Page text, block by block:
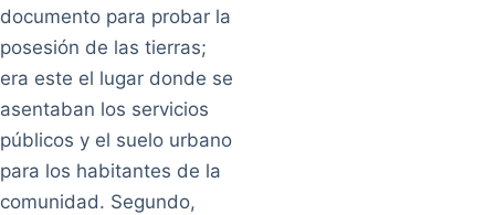
documento para probar la
posesión de las tierras;
era este el lugar donde se
asentaban los servicios
públicos y el suelo urbano
para los habitantes de la
comunidad. Segundo,